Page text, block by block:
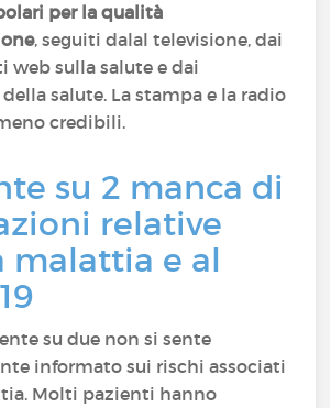
per la qualità
, seguiti dalal televisione, dai
web sulla salute e dai
salute. La stampa e la radio
credibili.
su 2 manca di
relative
malattia e al
su due non si sente
informato sui rischi associati
Molti pazienti hanno